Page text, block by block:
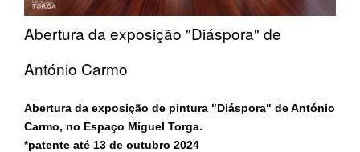
Abertura da exposição "Diáspora" de
António Carmo
Abertura da exposição de pintura "Diáspora" de António
Carmo, no Espaço Miguel Torga.
*patente até 13 de outubro 2024